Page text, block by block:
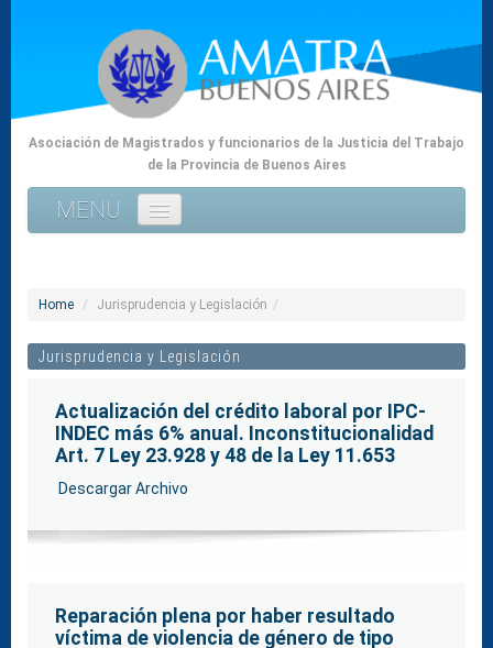
Asociación de Magistrados y funcionarios de la Justicia del Trabajo
de la Provincia de Buenos Aires
MENU
La Asociación
Tribunales
Doctrina
Jurisprudencia y Legislación
Home / Jurisprudencia y Legislación /
Jurisprudencia y Legislación
Actualización del crédito laboral por IPC-
INDEC más 6% anual. Inconstitucionalidad
Art. 7 Ley 23.928 y 48 de la Ley 11.653
Descargar Archivo
Reparación plena por haber resultado
víctima de violencia de género de tipo